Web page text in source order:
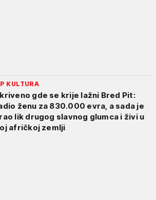
KULTURA
gde se krije lažni Bred Pit:
ženu za 830.000 evra, a sada je
lik drugog slavnog glumca i živi u
afričkoj zemlji